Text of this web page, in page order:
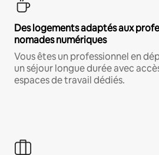
Des logements adaptés aux
nomades numériques
Vous êtes un professionnel en
un séjour longue durée avec
espaces de travail dédiés.